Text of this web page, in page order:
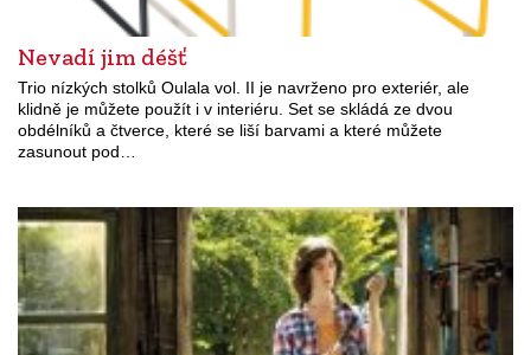
Nevadí jim déšť
Trio nízkých stolků Oulala vol. II je navrženo pro exteriér, ale
klidně je můžete použít i v interiéru. Set se skládá ze dvou
obdélníků a čtverce, které se liší barvami a které můžete
zasunout pod…